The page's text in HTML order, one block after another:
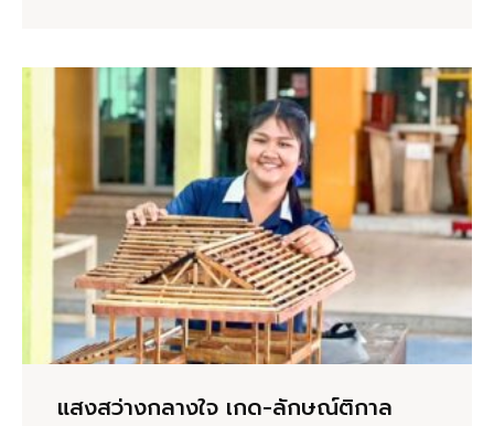
แสงสว่างกลางใจ เกด-ลักษณ์ติกาล